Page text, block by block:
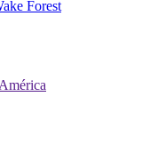
Forest